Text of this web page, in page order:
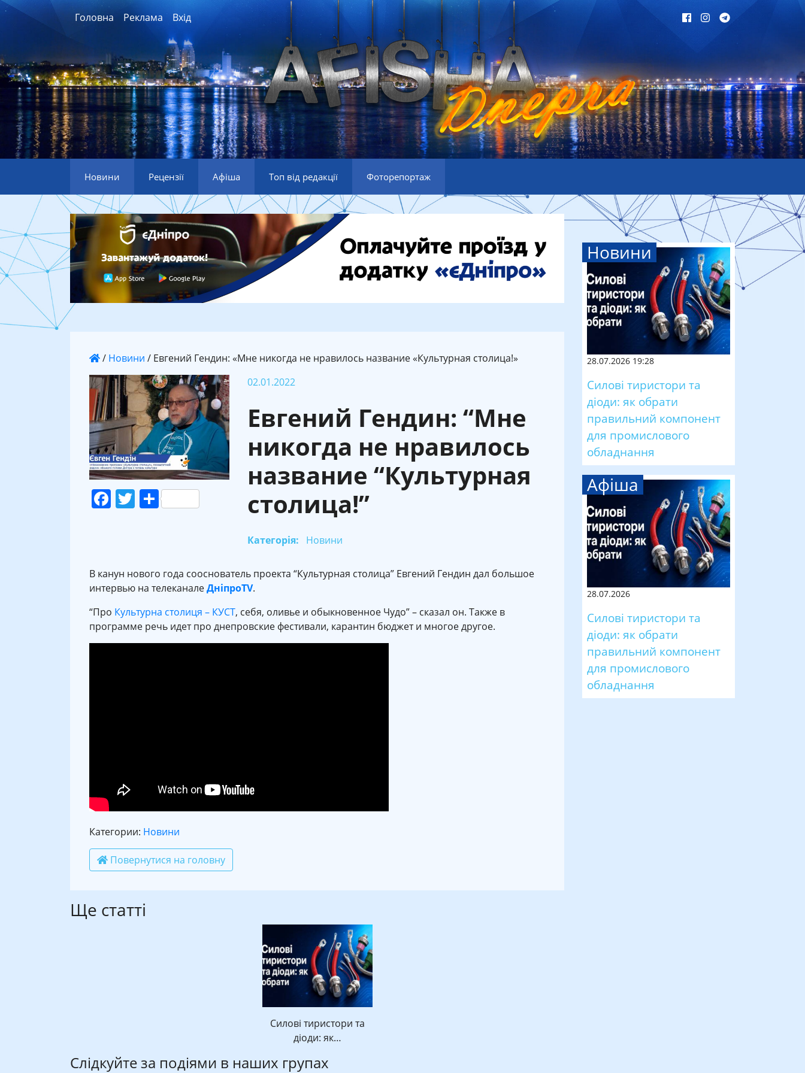
Головна Реклама Вхід
Новини Рецензії Афіша Топ від редакції Фоторепортаж
/ Новини / Евгений Гендин: «Мне никогда не нравилось название «Культурная столица!»
Facebook
Twitter
Поділитися
02.01.2022
Евгений Гендин: “Мне
никогда не нравилось
название “Культурная
столица!”
Категорія: Новини
В канун нового года сооснователь проекта “Культурная столица” Евгений Гендин дал большое
интервью на телеканалеДніпроTV.
“Про Культурна столиця – КУСТ, себя, оливье и обыкновенное Чудо” – сказал он. Также в
программе речь идет про днепровские фестивали, карантин бюджет и многое другое.
Категории: Новини
Повернутися на головну
Ще статті
Силові тиристори та
діоди: як…
Слідкуйте за подіями в наших групах
Новини
28.07.2026 19:28
Силові тиристори та
діоди: як обрати
правильний компонент
для промислового
обладнання
Афіша
28.07.2026
Силові тиристори та
діоди: як обрати
правильний компонент
для промислового
обладнання